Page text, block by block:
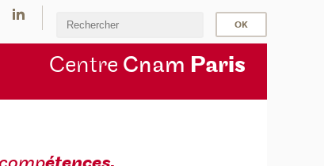
Centre Cnam Paris